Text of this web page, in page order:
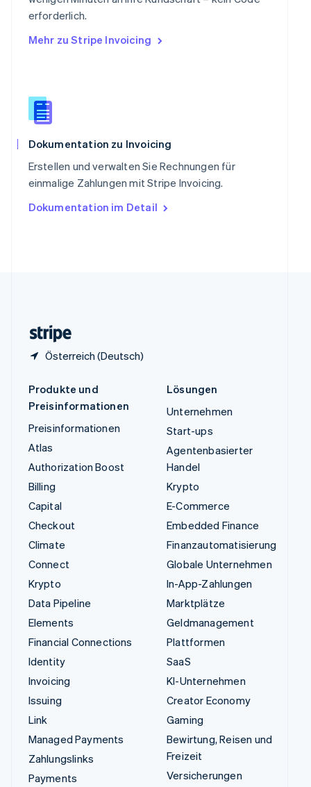
erforderlich.
Mehr zu Stripe Invoicing
Dokumentation zu Invoicing
Erstellen und verwalten Sie Rechnungen für
einmalige Zahlungen mit Stripe Invoicing.
Dokumentation im Detail
Österreich (Deutsch)
Slowakei
English
Slowenien
English
Spanien
Español
Thailand
Tschechische Republik
English
English
Produkte und
Preisinformationen
Preisinformationen
Atlas
Authorization Boost
Billing
Capital
Checkout
Climate
Connect
Krypto
Data Pipeline
Elements
Financial Connections
Identity
Invoicing
Issuing
Link
Managed Payments
Zahlungslinks
Payments
Lösungen
Unternehmen
Start-ups
Agentenbasierter
Handel
Krypto
E-Commerce
Embedded Finance
Finanzautomatisierung
Globale Unternehmen
In-App-Zahlungen
Marktplätze
Geldmanagement
Plattformen
SaaS
KI-Unternehmen
Creator Economy
Gaming
Bewirtung, Reisen und
Freizeit
Versicherungen